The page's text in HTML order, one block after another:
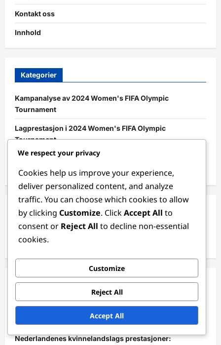
Kontakt oss
Innhold
Kategorier
Kampanalyse av 2024 Women's FIFA Olympic
Tournament
Lagprestasjon i 2024 Women's FIFA Olympic
Tournament
Spillerstatistikk i 2024 Women's FIFA Olympic
Tournament
Søk
Search
Nylige innlegg
Toppmålscorere i 2024 Women’s FIFA Olympic
Tournament: Mål, Assist, Spillte kamper
Nederlandenes kvinnelandslags prestasjoner:
We respect your privacy
Cookies help us improve your experience,
deliver personalized content, and analyze
traffic. You can choose which cookies to allow
by clicking Customize. ClickAccept All to
consent or Reject All to decline non-essential
cookies.
Customize
Reject All
Accept All